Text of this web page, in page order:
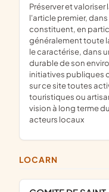
préserver et valoriser la qualité du site tel que défini à
l'article premier,
constituent, en
généralement toute
le caractérise, dans
durable de son
initiatives publiques
sur ce site toutes
touristiques ou
vision à long terme
acteurs locaux
LOCARN